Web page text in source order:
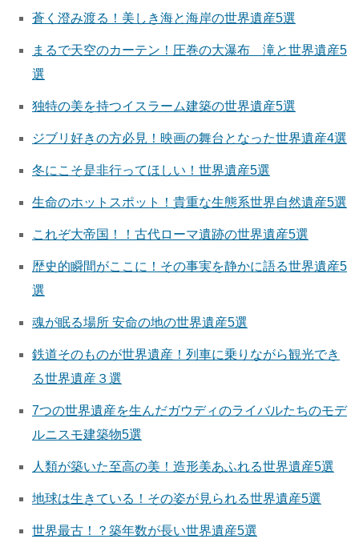
蒼く澄み渡る！美しき海と海岸の世界遺産5選
まるで天空のカーテン！圧巻の大瀑布 滝と世界遺産5
選
独特の美を持つイスラーム建築の世界遺産5選
ジブリ好きの方必見！映画の舞台となった世界遺産4選
冬にこそ是非行ってほしい！世界遺産5選
生命のホットスポット！貴重な生態系世界自然遺産5選
これぞ大帝国！！古代ローマ遺跡の世界遺産5選
歴史的瞬間がここに！その事実を静かに語る世界遺産5
選
魂が眠る場所 安命の地の世界遺産5選
鉄道そのものが世界遺産！列車に乗りながら観光でき
る世界遺産３選
7つの世界遺産を生んだガウディのライバルたちのモデ
ルニスモ建築物5選
人類が築いた至高の美！造形美あふれる世界遺産5選
地球は生きている！その姿が見られる世界遺産5選
世界最古！？築年数が長い世界遺産5選